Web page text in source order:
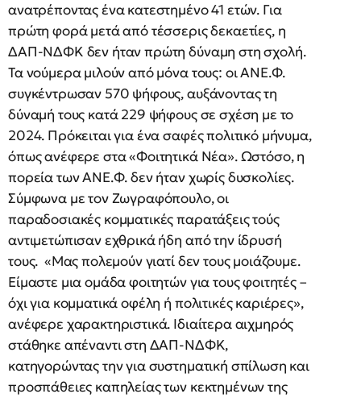
ανατρέποντας ένα κατεστημένο 41 ετών. Για
πρώτη φορά μετά από τέσσερις δεκαετίες, η
ΔΑΠ-ΝΔΦΚ δεν ήταν πρώτη δύναμη στη σχολή.
Τα νούμερα μιλούν από μόνα τους: οι ΑΝΕ.Φ.
συγκέντρωσαν 570 ψήφους, αυξάνοντας τη
δύναμή τους κατά 229 ψήφους σε σχέση με το
2024. Πρόκειται για ένα σαφές πολιτικό μήνυμα,
όπως ανέφερε στα «Φοιτητικά Νέα». Ωστόσο, η
πορεία των ΑΝΕ.Φ. δεν ήταν χωρίς δυσκολίες.
Σύμφωνα με τον Ζωγραφόπουλο, οι
παραδοσιακές κομματικές παρατάξεις τούς
αντιμετώπισαν εχθρικά ήδη από την ίδρυσή
τους. «Μας πολεμούν γιατί δεν τους μοιάζουμε.
Είμαστε μια ομάδα φοιτητών για τους φοιτητές –
όχι για κομματικά οφέλη ή πολιτικές καριέρες»,
ανέφερε χαρακτηριστικά. Ιδιαίτερα αιχμηρός
στάθηκε απέναντι στη ΔΑΠ-ΝΔΦΚ,
κατηγορώντας την για συστηματική σπίλωση και
προσπάθειες καπηλείας των κεκτημένων της